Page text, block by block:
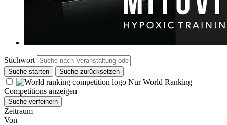
Stichwort
Suche starten Suche zurücksetzen
Nur World Ranking
Competitions anzeigen
Suche verfeinern
Zeitraum
Von